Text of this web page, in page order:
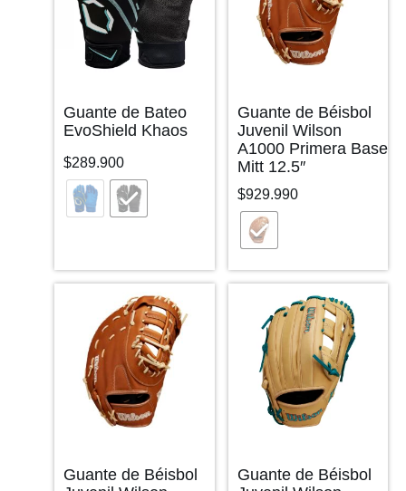
Guante de Bateo
EvoShield Khaos
$289.900
Guante de Béisbol
Juvenil Wilson
A1000 Primera Base
Mitt 12.5″
$929.990
Guante de Béisbol
Guante de Béisbol